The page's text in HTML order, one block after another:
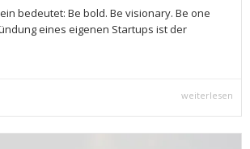
bedeutet: Be bold. Be visionary. Be one
eines eigenen Startups ist der
weiterlesen